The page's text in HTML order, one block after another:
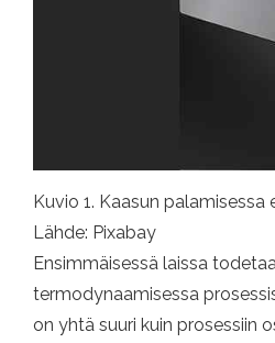
Kuvio 1. Kaasun palamisessa
Lähde: Pixabay
Ensimmäisessä laissa
termodynaamisessa
on yhtä suuri kuin prosessiin